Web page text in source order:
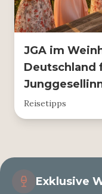
JGA im
Deutschland
Reisetipps
Exklusive